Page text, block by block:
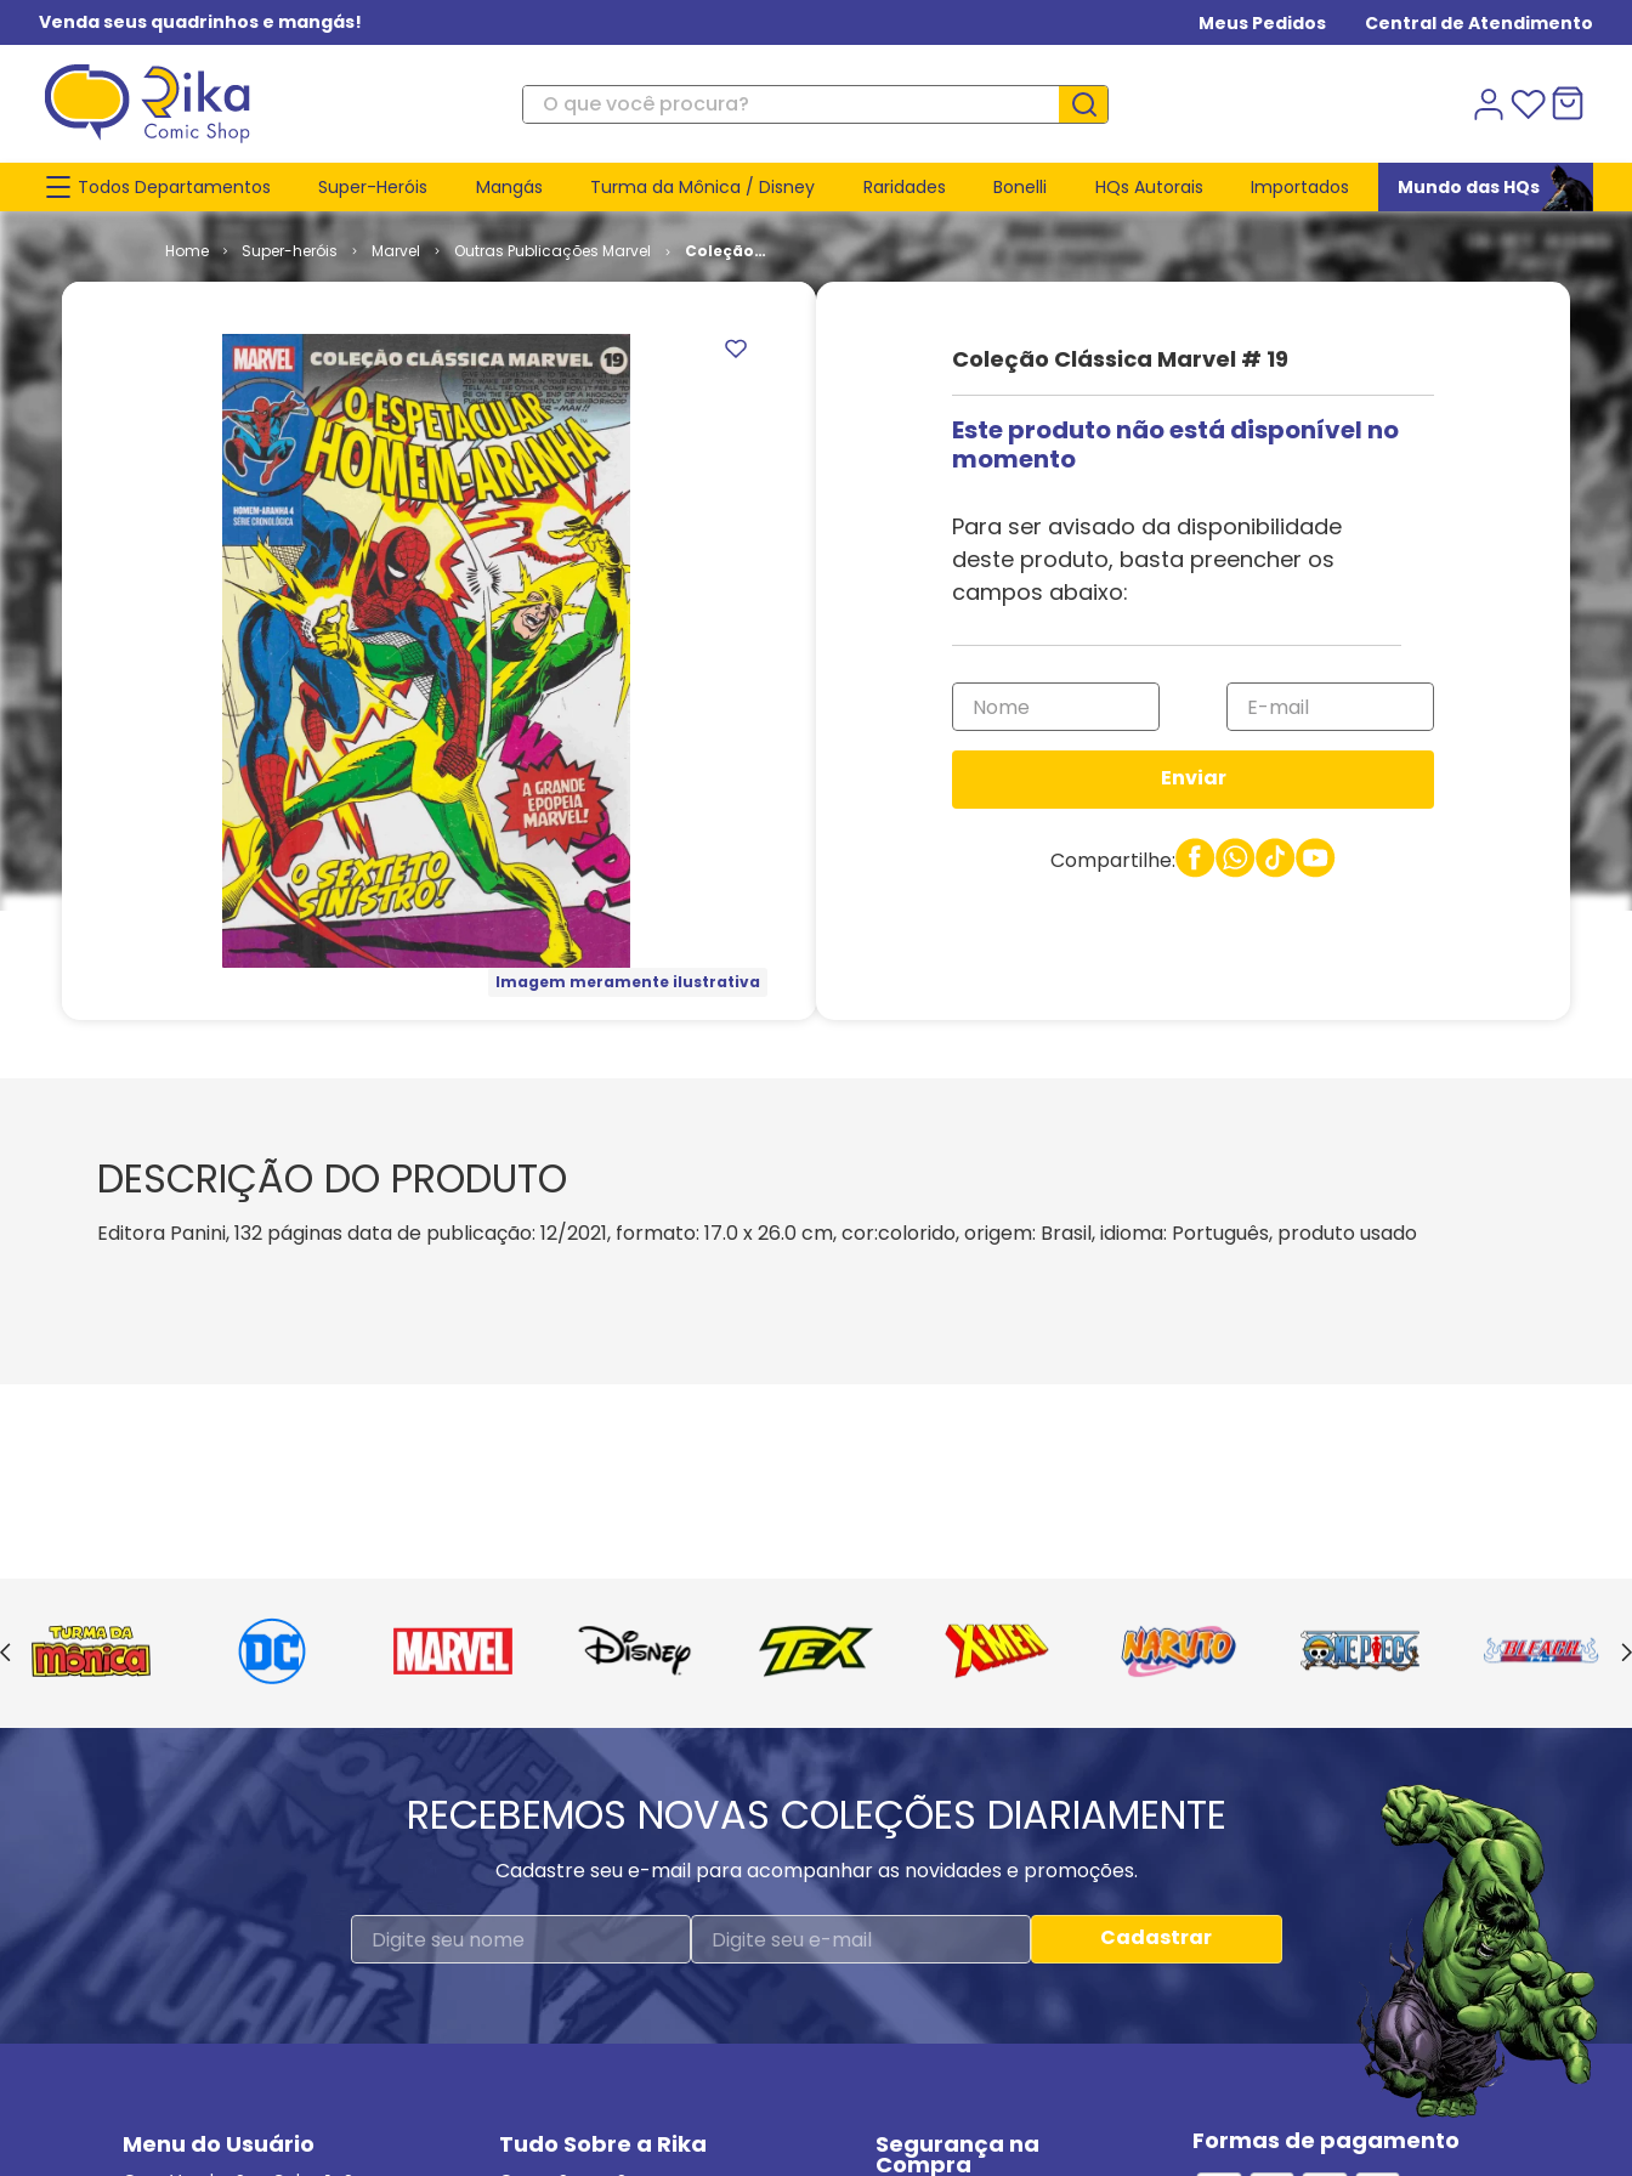
Venda seus quadrinhos e mangás! Meus Pedidos Central de Atendimento
O que você procura?
Todos Departamentos Super-Heróis Mangás Turma da Mônica / Disney Raridades Bonelli HQs Autorais Importados Mundo das HQs
Super-heróis Marvel Outras Publicações Marvel
Coleção
Clássica
Imagem meramente ilustrativa
Coleção Clássica Marvel # 19
Este produto não está disponível no
momento
Para ser avisado da disponibilidade
deste produto, basta preencher os
campos abaixo:
Enviar
Compartilhe:
DESCRIÇÃO DO PRODUTO
Editora Panini, 132 páginas data de publicação: 12/2021, formato: 17.0 x 26.0 cm, cor:colorido, origem: Brasil, idioma: Português, produto usado
RECEBEMOS NOVAS COLEÇÕES DIARIAMENTE
Cadastre seu e-mail para acompanhar as novidades e promoções.
Cadastrar
Menu do Usuário Tudo Sobre a Rika Segurança na
Compra
Formas de pagamento